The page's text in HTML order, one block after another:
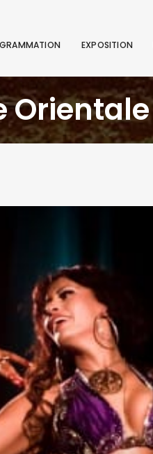
EXPOSITION
Orientale